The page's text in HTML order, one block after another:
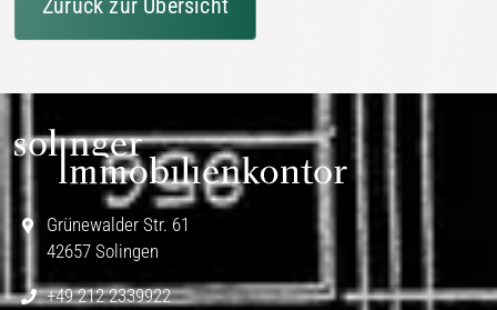
Zurück zur Übersicht
Grünewalder Str. 61
42657 Solingen
+49 212 2339922